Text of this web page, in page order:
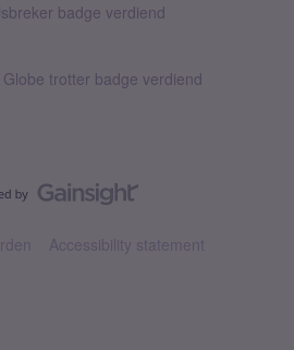
badge verdiend
trotter badge verdiend
Accessibility statement